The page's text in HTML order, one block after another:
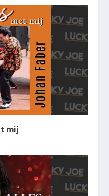
mij